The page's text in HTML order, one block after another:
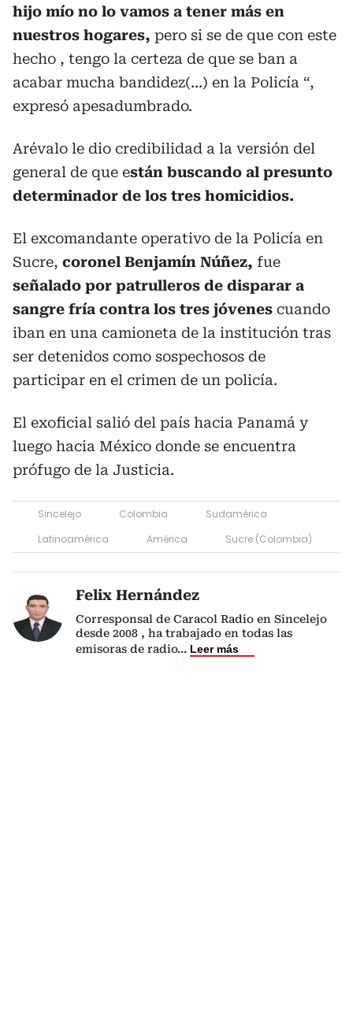
hijo mío no lo vamos a tener más en
nuestros hogares, pero si se de que con este
hecho , tengo la certeza de que se ban a
acabar mucha bandidez(…) en la Policía “,
expresó apesadumbrado.
Arévalo le dio credibilidad a la versión del
general de que están buscando al presunto
determinador de los tres homicidios.
El excomandante operativo de la Policía en
Sucre, coronel Benjamín Núñez, fue
señalado por patrulleros de disparar a
sangre fría contra los tres jóvenes cuando
iban en una camioneta de la institución tras
ser detenidos como sospechosos de
participar en el crimen de un policía.
El exoficial salió del país hacia Panamá y
luego hacia México donde se encuentra
prófugo de la Justicia.
Sincelejo Colombia
Sudamérica
Latinoamérica
América Sucre (Colombia)
Felix Hernández
Corresponsal de Caracol Radio en Sincelejo
desde 2008 , ha trabajado en todas las
emisoras de radio... Leer más